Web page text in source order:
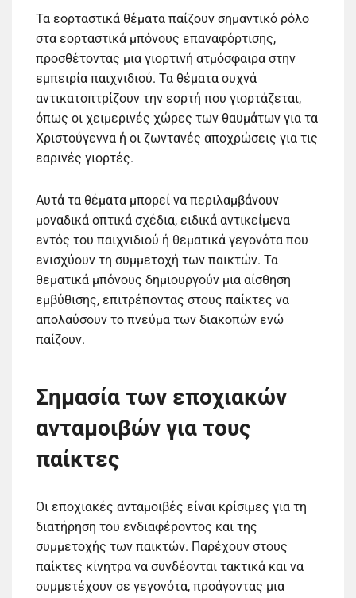
Τα εορταστικά θέματα παίζουν σημαντικό ρόλο
στα εορταστικά μπόνους επαναφόρτισης,
προσθέτοντας μια γιορτινή ατμόσφαιρα στην
εμπειρία παιχνιδιού. Τα θέματα συχνά
αντικατοπτρίζουν την εορτή που γιορτάζεται,
όπως οι χειμερινές χώρες των θαυμάτων για τα
Χριστούγεννα ή οι ζωντανές αποχρώσεις για τις
εαρινές γιορτές.
Αυτά τα θέματα μπορεί να περιλαμβάνουν
μοναδικά οπτικά σχέδια, ειδικά αντικείμενα
εντός του παιχνιδιού ή θεματικά γεγονότα που
ενισχύουν τη συμμετοχή των παικτών. Τα
θεματικά μπόνους δημιουργούν μια αίσθηση
εμβύθισης, επιτρέποντας στους παίκτες να
απολαύσουν το πνεύμα των διακοπών ενώ
παίζουν.
Σημασία των εποχιακών
ανταμοιβών για τους
παίκτες
Οι εποχιακές ανταμοιβές είναι κρίσιμες για τη
διατήρηση του ενδιαφέροντος και της
συμμετοχής των παικτών. Παρέχουν στους
παίκτες κίνητρα να συνδέονται τακτικά και να
συμμετέχουν σε γεγονότα, προάγοντας μια